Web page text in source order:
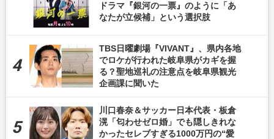
ドラマ『銀河の一票』のように「あ
なたが立候補」という選択肢
TBS日曜劇場『VIVANT』、県内各地
でロケが行われた岐阜県がカギを握
る？聖地巡礼の注意点を岐阜県観光
企画課に聞いた
川口春奈＆サッカー日本代表・板倉
滉「匂わせゼロ婚」でも隠しきれな
かったセレブすぎる1000万円の“愛